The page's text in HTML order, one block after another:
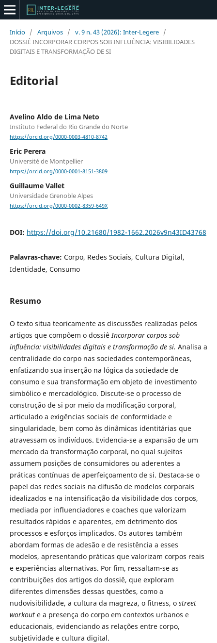
Início / Arquivos / v. 9 n. 43 (2026): Inter-Legere /
DOSSIÊ INCORPORAR CORPOS SOB INFLUÊNCIA: VISIBILIDADES
DIGITAIS E TRANSFORMAÇÃO DE SI
Editorial
Avelino Aldo de Lima Neto
Instituto Federal do Rio Grande do Norte
https://orcid.org/0000-0003-4810-8742
Eric Perera
Université de Montpellier
https://orcid.org/0000-0001-8151-3809
Guillaume Vallet
Universidade Grenoble Alpes
https://orcid.org/0000-0002-8359-649X
DOI: https://doi.org/10.21680/1982-1662.2026v9n43ID43768
Palavras-chave: Corpo, Redes Sociais, Cultura Digital,
Identidade, Consumo
Resumo
O texto situa teoricamente as discussões realizadas pelos
artigos que compõem o dossiê Incorporar corpos sob
influência: visibilidades digitais e transformação de si. Analisa a
centralidade do corpo nas sociedades contemporâneas,
enfatizando sua inserção na lógica da sociedade de
consumo e sua transformação em objeto de investimento
simbólico e mercadológico. Discute-se o processo de
construção de si por meio da modificação corporal,
articulado a exigências sociais de conformidade e
singularidade, bem como às dinâmicas identitárias que
atravessam os indivíduos. Evidencia-se a expansão de um
mercado da transformação corporal, no qual sujeitos
assumem posições de consumidores ou aderentes a
práticas contínuas de aperfeiçoamento de si. Destaca-se o
papel das redes sociais na difusão de modelos corporais
idealizados e na intensificação da visibilidade dos corpos,
mediada por influenciadores e coaches que valorizam
resultados rápidos e aparentes, em detrimento dos
processos e esforços implicados. Os autores também
abordam formas de adesão e de resistência a esses
modelos, apresentando práticas que valorizam corpos reais
e experiências alternativas. Por fim, ressaltam-se as
contribuições dos artigos do dossiê, que exploram
diferentes dimensões dessas questões, como a
nudovisibilidade, a cultura da magreza, o fitness, o street
workoute a presença do corpo em contextos urbanos e
educacionais, evidenciando as relações entre corpo,
subjetividade e cultura digital.